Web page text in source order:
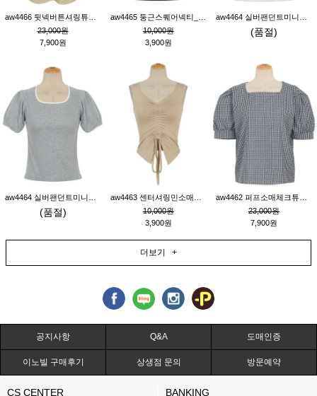
23,000원
7,900원
10,000원
3,900원
(품절)
(품절)
10,000원
3,900원
23,000원
7,900원
더보기 +
공지사항 Q&A 도매인증
이노빌 구매후기 상생점 문의 방문예약
CS CENTER BANKING